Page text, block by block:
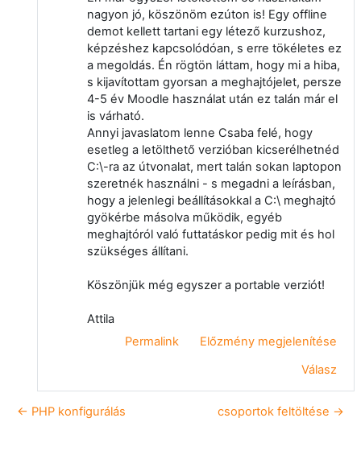
nagyon jó, köszönöm ezúton is! Egy offline
demot kellett tartani egy létező kurzushoz,
képzéshez kapcsolódóan, s erre tökéletes ez
a megoldás. Én rögtön láttam, hogy mi a hiba,
s kijavítottam gyorsan a meghajtójelet, persze
4-5 év Moodle használat után ez talán már el
is várható.
Annyi javaslatom lenne Csaba felé, hogy
esetleg a letölthető verzióban kicserélhetnéd
C:\-ra az útvonalat, mert talán sokan laptopon
szeretnék használni - s megadni a leírásban,
hogy a jelenlegi beállításokkal a C:\ meghajtó
gyökérbe másolva működik, egyéb
meghajtóról való futtatáskor pedig mit és hol
szükséges állítani.
Köszönjük még egyszer a portable verziót!
Attila
Permalink
Előzmény megjelenítése
Válasz
← PHP konfigurálás csoportok feltöltése →